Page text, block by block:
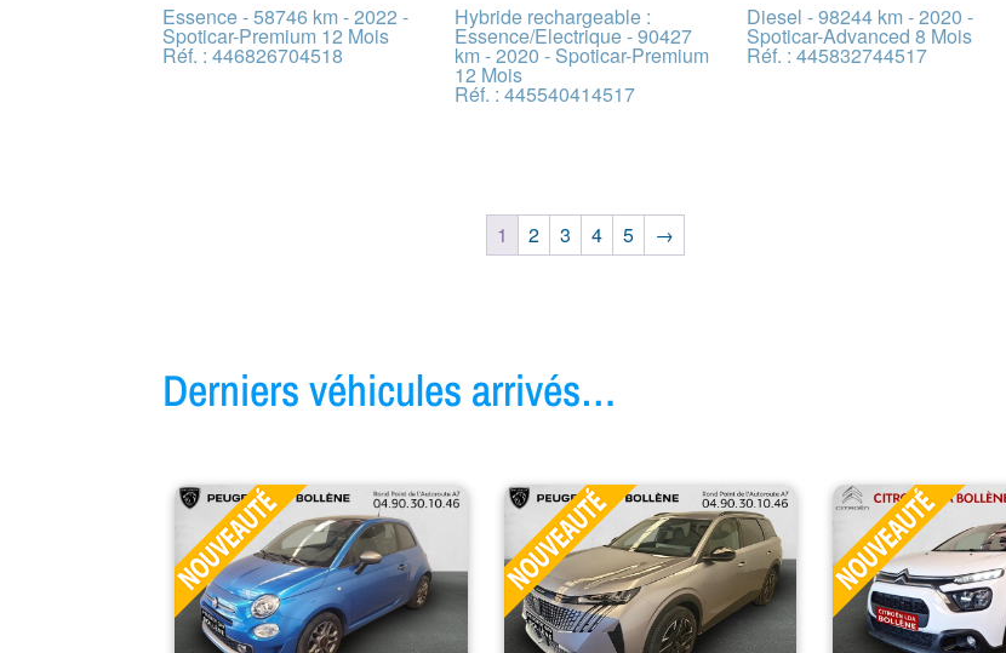
Essence - 58746 km - 2022 -
Spoticar-Premium 12 Mois
Réf. : 446826704518
Hybride rechargeable :
Essence/Electrique - 90427
km - 2020 - Spoticar-Premium
12 Mois
Réf. : 445540414517
Diesel - 98244 km - 2020 -
Spoticar-Advanced 8 Mois
Réf. : 445832744517
1 2 3 4 5 →
Derniers véhicules arrivés…